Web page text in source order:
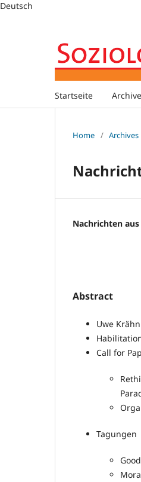
Deutsch
Startseite
Home / Archives
Nachrichten
Abstract
Uwe
Call for
Tagungen